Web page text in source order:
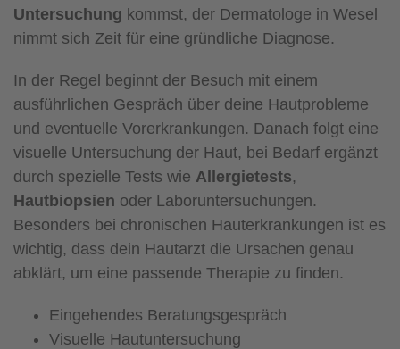
Untersuchung kommst, der Dermatologe in Wesel
nimmt sich Zeit für eine gründliche Diagnose.
In der Regel beginnt der Besuch mit einem
ausführlichen Gespräch über deine Hautprobleme
und eventuelle Vorerkrankungen. Danach folgt eine
visuelle Untersuchung der Haut, bei Bedarf ergänzt
durch spezielle Tests wie Allergietests,
Hautbiopsien oder Laboruntersuchungen.
Besonders bei chronischen Hauterkrankungen ist es
wichtig, dass dein Hautarzt die Ursachen genau
abklärt, um eine passende Therapie zu finden.
Eingehendes Beratungsgespräch
Visuelle Hautuntersuchung